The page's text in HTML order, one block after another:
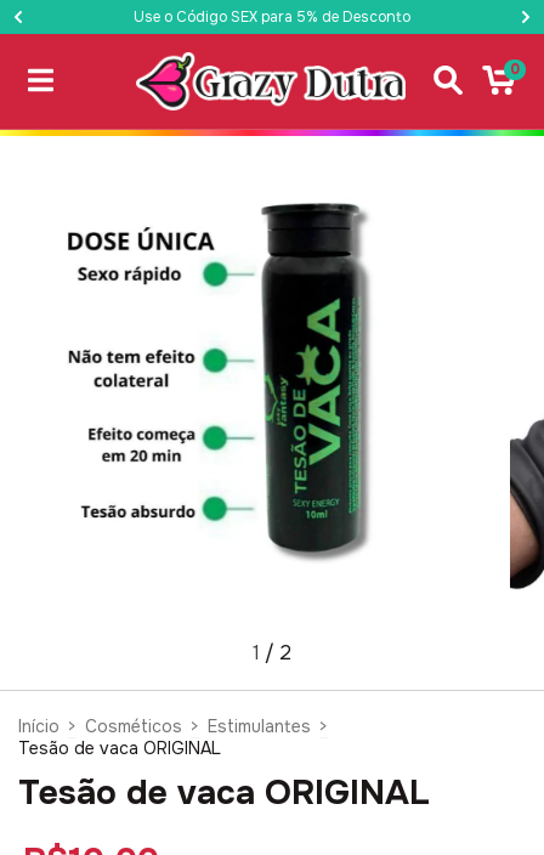
Use o Código SEX para 5% de Desconto
0
1 / 2
Início > Cosméticos > Estimulantes >
Tesão de vaca ORIGINAL
Tesão de vaca ORIGINAL